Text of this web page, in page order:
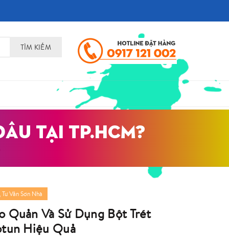
TÌM KIẾM
TẠI TP.HCM?
, Tư Vấn Sơn Nhà
Quản Và Sử Dụng Bột Trét
Hiệu Quả